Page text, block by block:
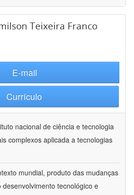
Teixeira Franco
E-mail
Currículo
nacional de ciência e tecnologia
complexos aplicada a tecnologias
mundial, produto das mudanças
tecnológico e